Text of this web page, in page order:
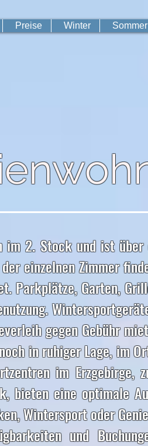
Preise Winter Sommer
im 2. Stock und ist über
einzelnen Zimmer
Parkplätze, Garten,
gegen Gebühr
in ruhiger Lage, im
im Erzgebirge,
bieten eine optimale
Wintersport oder
und